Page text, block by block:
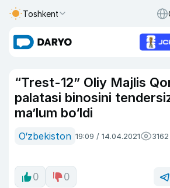
Toshkent
“Trest-12” Oliy Majlis
palatasi binosini
ma’lum bo‘ldi
O‘zbekiston 19:09 / 14.04.2021 3162
0 0